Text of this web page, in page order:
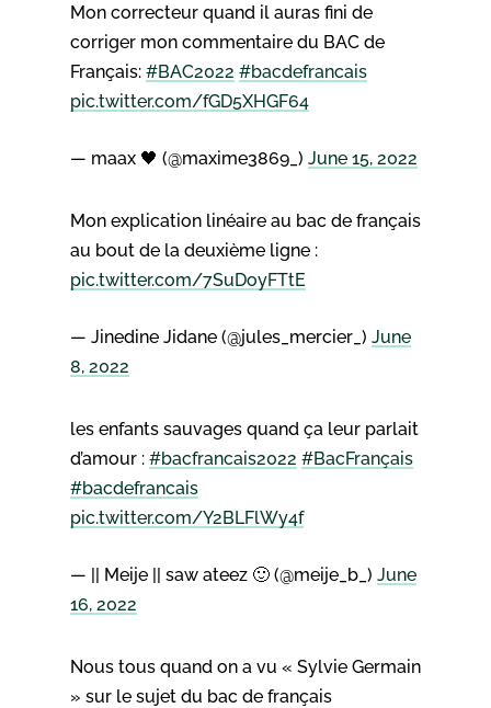
Mon correcteur quand il auras fini de
corriger mon commentaire du BAC de
Français: #BAC2022 #bacdefrancais
pic.twitter.com/fGD5XHGF64
— maax 🖤 (@maxime3869_) June 15, 2022
Mon explication linéaire au bac de français
au bout de la deuxième ligne :
pic.twitter.com/7SuDoyFTtE
— Jinedine Jidane (@jules_mercier_) June
8, 2022
les enfants sauvages quand ça leur parlait
d’amour : #bacfrancais2022 #BacFrançais
#bacdefrancais
pic.twitter.com/Y2BLFlWy4f
— || Meije || saw ateez 🙂 (@meije_b_) June
16, 2022
Nous tous quand on a vu « Sylvie Germain
» sur le sujet du bac de français